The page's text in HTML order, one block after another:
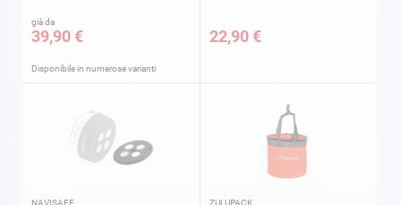
già da
39,90 €
Disponibile in numerose varianti
22,90 €
NAVISAFE ZULUPACK